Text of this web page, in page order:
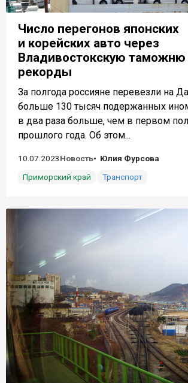
Число перегонов японских
и корейских авто через
Владивостокскую таможню
рекорды
За полгода россияне перевезли на
больше 130 тысяч подержанных
в два раза больше, чем в первом
прошлого года. Об этом...
10.07.2023Новость
Юлия Фурсова
Приморский край
Транспорт